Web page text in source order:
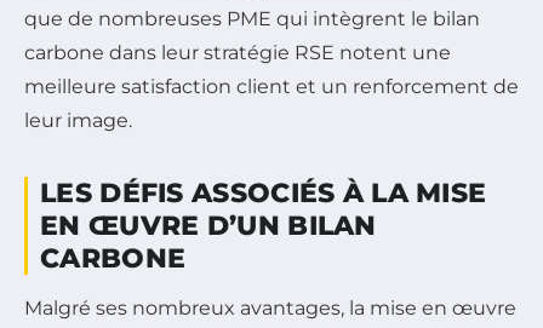
que de nombreuses PME qui intègrent le bilan
carbone dans leur stratégie RSE notent une
meilleure satisfaction client et un renforcement de
leur image.
LES DÉFIS ASSOCIÉS À LA MISE
EN ŒUVRE D’UN BILAN
CARBONE
Malgré ses nombreux avantages, la mise en œuvre